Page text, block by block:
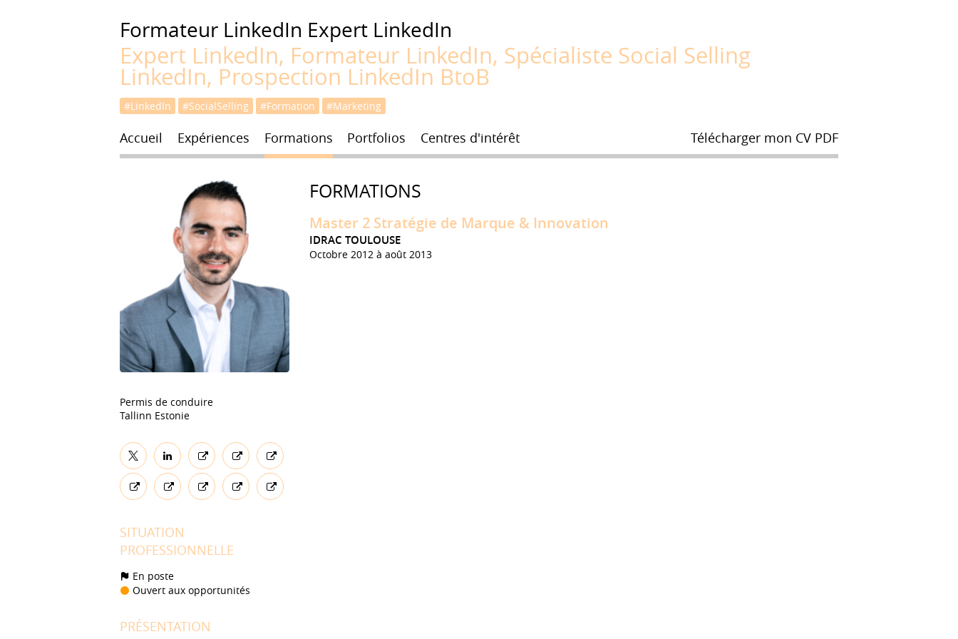
Formateur LinkedIn Expert LinkedIn
Expert LinkedIn, Formateur LinkedIn, Spécialiste Social Selling
LinkedIn, Prospection LinkedIn BtoB
#LinkedIn #SocialSelling #Formation #Marketing
Accueil Expériences Formations Portfolios Centres d'intérêt Télécharger mon CV PDF
Permis de conduire
Tallinn Estonie
SITUATION
PROFESSIONNELLE
En poste
Ouvert aux opportunités
PRÉSENTATION
FORMATIONS
Master 2 Stratégie de Marque & Innovation
IDRAC TOULOUSE
Octobre 2012 à août 2013